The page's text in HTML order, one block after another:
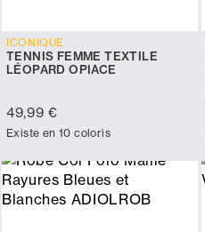
ICONIQUE
TENNIS FEMME TEXTILE
LÉOPARD OPIACE
49,99 €
Existe en 10 coloris